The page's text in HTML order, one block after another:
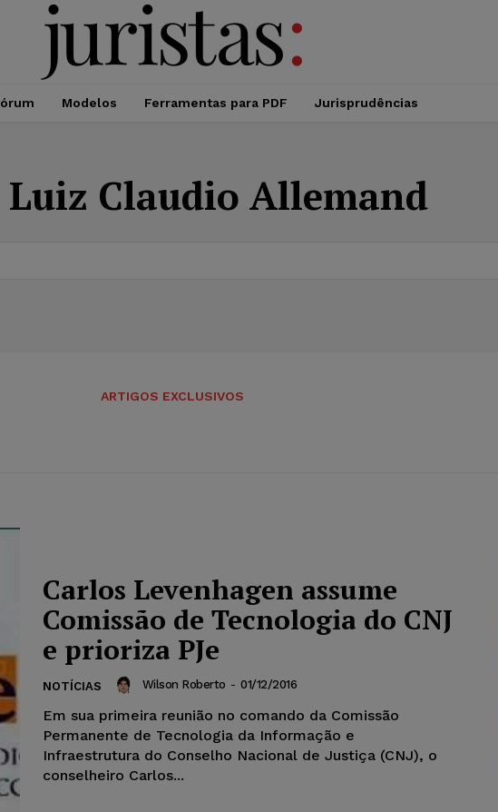
Modelos Ferramentas para PDF Jurisprudências
Luiz Claudio Allemand
ARTIGOS EXCLUSIVOS
Carlos Levenhagen assume
Comissão de Tecnologia do CNJ
e prioriza PJe
NOTÍCIAS Wilson Roberto - 01/12/2016
Em sua primeira reunião no comando da Comissão
Permanente de Tecnologia da Informação e
Infraestrutura do Conselho Nacional de Justiça (CNJ), o
conselheiro Carlos...